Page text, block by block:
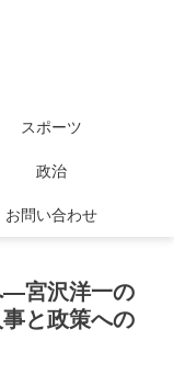
スポーツ
政治
お問い合わせ
―宮沢洋一の
と政策への